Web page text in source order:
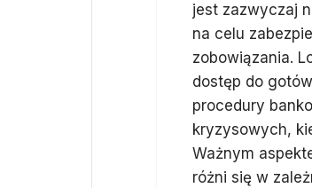
jest zazwyczaj
na celu
zobowiązania.
dostęp do
procedury
kryzysowych,
Ważnym
różni się w